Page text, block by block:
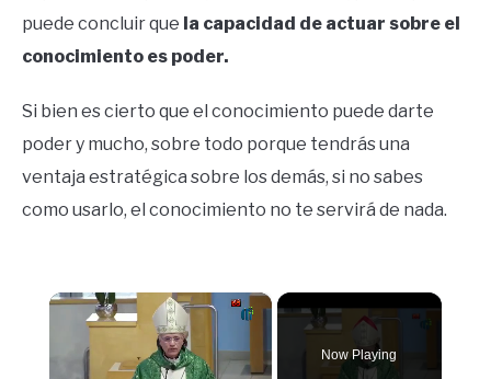
puede concluir que la capacidad de actuar sobre el
conocimiento es poder.
Si bien es cierto que el conocimiento puede darte
poder y mucho, sobre todo porque tendrás una
ventaja estratégica sobre los demás, si no sabes
como usarlo, el conocimiento no te servirá de nada.
×
Now Playing